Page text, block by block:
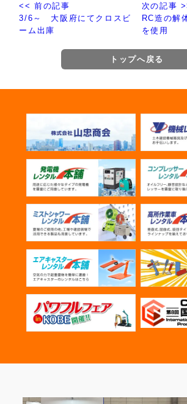
<< 前の記事
3/6～ 大阪府にてクロスビ
ーム出庫
次の記事
RC造の解
を使用
トップへ戻る